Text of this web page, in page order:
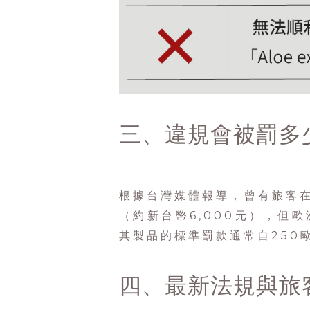
三、違規會被罰多
根據台灣媒體報導，曾有旅客
（約新台幣6,000元），但
其製品的標準罰款通常自250
四、最新法規與旅